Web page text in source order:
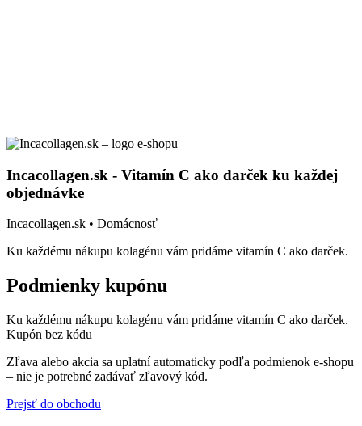
Incacollagen.sk - Vitamín C ako darček ku každej
objednávke
Incacollagen.sk • Domácnosť
Ku každému nákupu kolagénu vám pridáme vitamín C ako darček.
Podmienky kupónu
Ku každému nákupu kolagénu vám pridáme vitamín C ako darček.
Kupón bez kódu
Zľava alebo akcia sa uplatní automaticky podľa podmienok e-shopu
– nie je potrebné zadávať zľavový kód.
Prejsť do obchodu